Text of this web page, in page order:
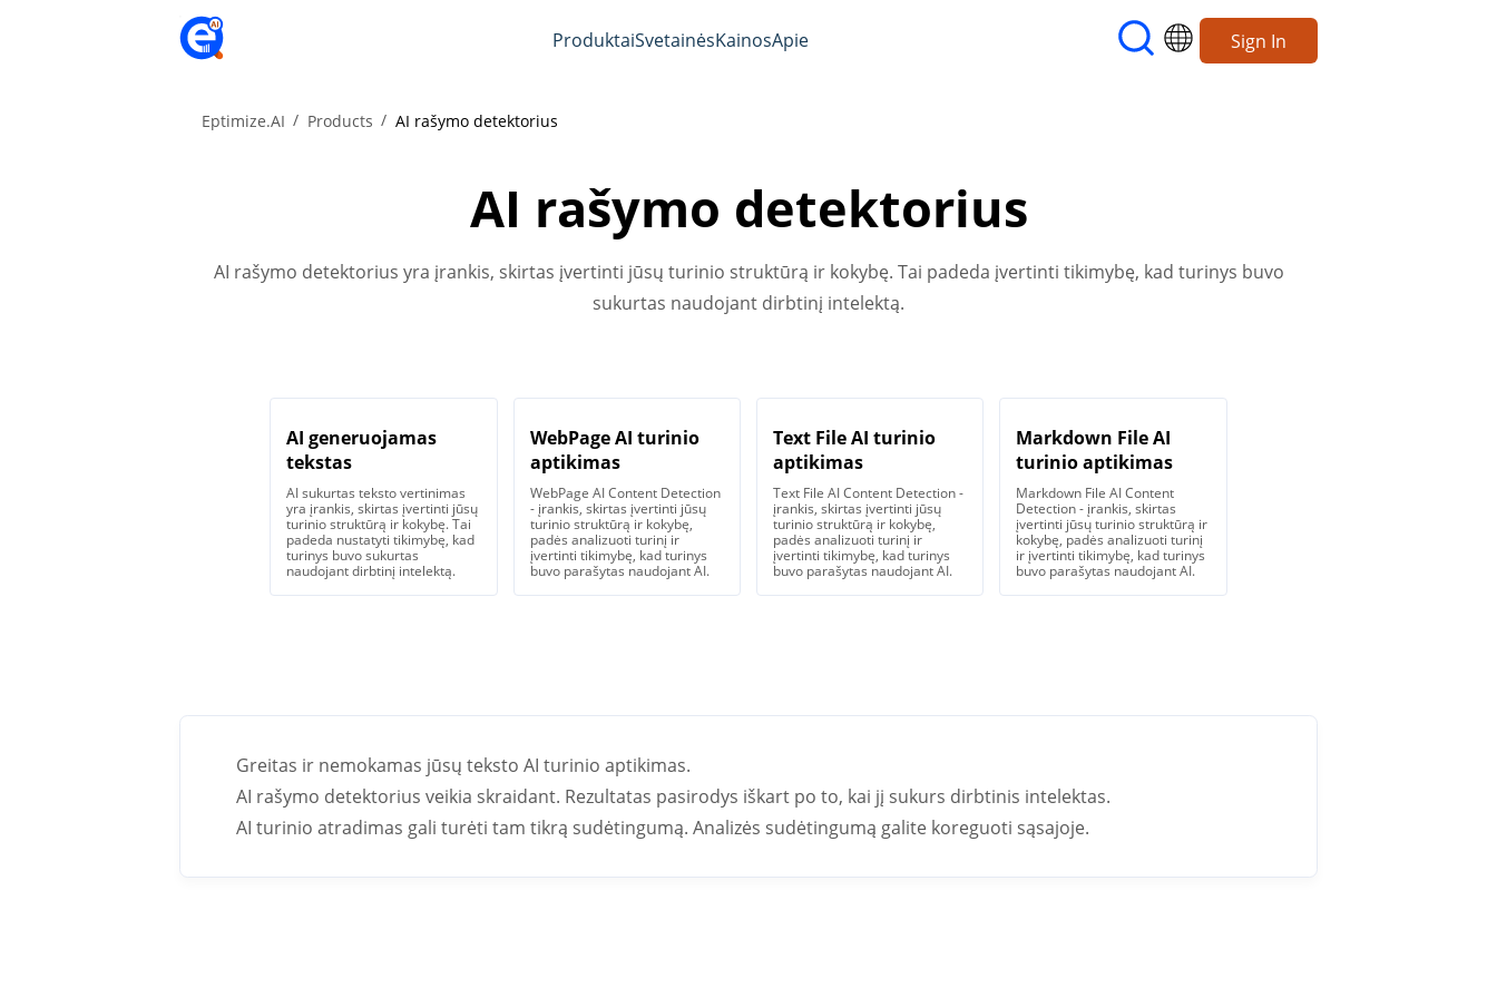
ProduktaiSvetainėsKainosApie Sign In
Eptimize.AI Products AI rašymo detektorius
AI rašymo detektorius
AI rašymo detektorius yra įrankis, skirtas įvertinti jūsų turinio struktūrą ir kokybę. Tai padeda įvertinti tikimybę, kad turinys buvo
sukurtas naudojant dirbtinį intelektą.
AI generuojamas
tekstas
AI sukurtas teksto vertinimas
yra įrankis, skirtas įvertinti jūsų
turinio struktūrą ir kokybę. Tai
padeda nustatyti tikimybę, kad
turinys buvo sukurtas
naudojant dirbtinį intelektą.
WebPage AI turinio
aptikimas
WebPage AI Content Detection
- įrankis, skirtas įvertinti jūsų
turinio struktūrą ir kokybę,
padės analizuoti turinį ir
įvertinti tikimybę, kad turinys
buvo parašytas naudojant AI.
Text File AI turinio
aptikimas
Text File AI Content Detection -
įrankis, skirtas įvertinti jūsų
turinio struktūrą ir kokybę,
padės analizuoti turinį ir
įvertinti tikimybę, kad turinys
buvo parašytas naudojant AI.
Markdown File AI
turinio aptikimas
Markdown File AI Content
Detection - įrankis, skirtas
įvertinti jūsų turinio struktūrą ir
kokybę, padės analizuoti turinį
ir įvertinti tikimybę, kad turinys
buvo parašytas naudojant AI.
Greitas ir nemokamas jūsų teksto AI turinio aptikimas.
AI rašymo detektorius veikia skraidant. Rezultatas pasirodys iškart po to, kai jį sukurs dirbtinis intelektas.
AI turinio atradimas gali turėti tam tikrą sudėtingumą. Analizės sudėtingumą galite koreguoti sąsajoje.